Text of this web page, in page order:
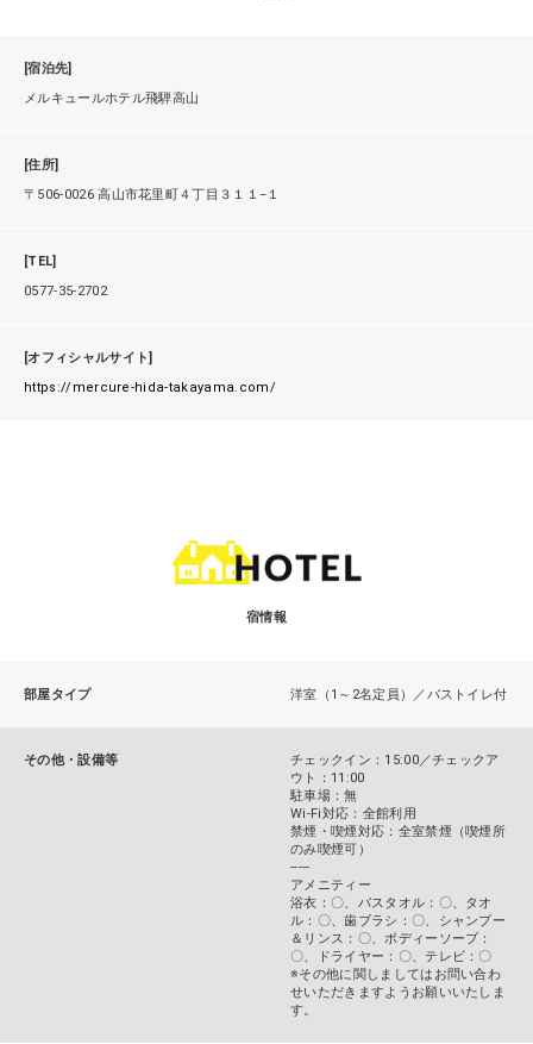
[宿泊先]
メルキュールホテル飛騨高山
[住所]
〒506-0026 高山市花里町４丁目３１１−１
[TEL]
0577-35-2702
[オフィシャルサイト]
https://mercure-hida-takayama.com/
宿情報
部屋タイプ 洋室（1～2名定員）／バストイレ付
その他・設備等
チェックイン：15:00／チェックア
ウト：11:00
駐車場：無
Wi-Fi対応：全館利用
禁煙・喫煙対応：全室禁煙（喫煙所
のみ喫煙可）
-----
アメニティー
浴衣：〇、バスタオル：〇、タオ
ル：〇、歯ブラシ：〇、シャンプー
＆リンス：〇、ボディーソープ：
〇、ドライヤー：〇、テレビ：〇
※その他に関しましてはお問い合わ
せいただきますようお願いいたしま
す。